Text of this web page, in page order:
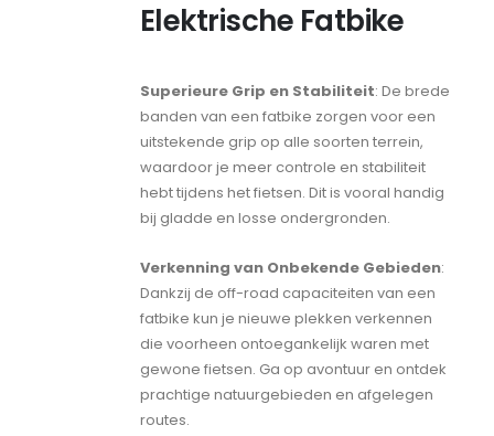
Elektrische Fatbike
Superieure Grip en Stabiliteit: De brede
banden van een fatbike zorgen voor een
uitstekende grip op alle soorten terrein,
waardoor je meer controle en stabiliteit
hebt tijdens het fietsen. Dit is vooral handig
bij gladde en losse ondergronden.
Verkenning van Onbekende Gebieden:
Dankzij de off-road capaciteiten van een
fatbike kun je nieuwe plekken verkennen
die voorheen ontoegankelijk waren met
gewone fietsen. Ga op avontuur en ontdek
prachtige natuurgebieden en afgelegen
routes.